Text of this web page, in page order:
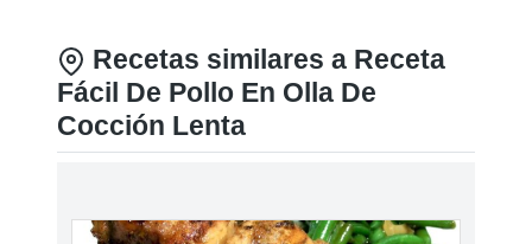
Recetas similares a Receta
Fácil De Pollo En Olla De
Cocción Lenta